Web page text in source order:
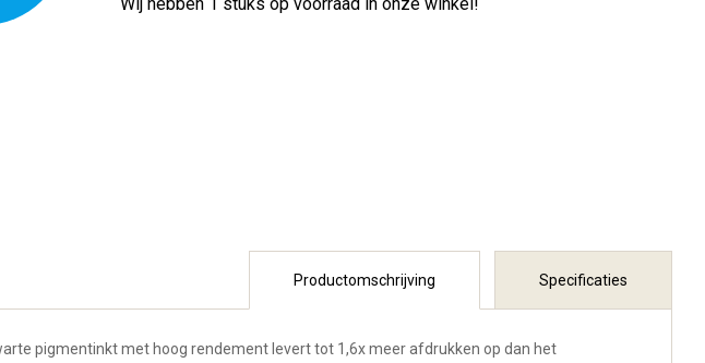
Productomschrijving Specificaties
pigmentinkt met hoog rendement levert tot 1,6x meer afdrukken op dan het